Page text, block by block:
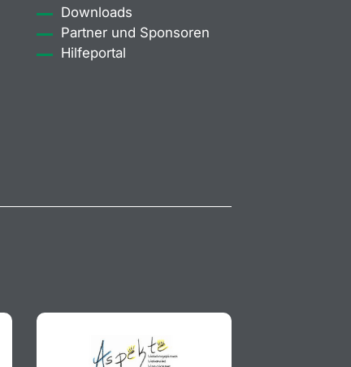
Downloads
Partner und Sponsoren
Hilfeportal